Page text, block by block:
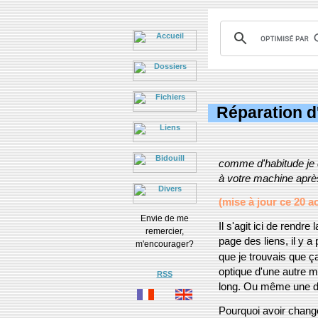
Envie de me
remercier,
m'encourager?
RSS
Réparation
comme d'habitude
à votre machine
(mise à jour ce 20
Il s'agit ici de rendre
page des liens, il y a
que je trouvais que
optique d'une autre
long. Ou même une
Pourquoi avoir